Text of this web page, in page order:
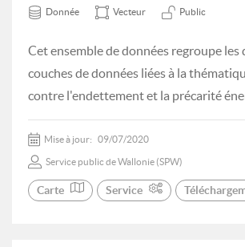
Donnée Vecteur Public
Cet ensemble de données regroupe
couches de données liées à la
contre l'endettement et la précarité
Mise à jour: 09/07/2020
Service public de Wallonie (SPW)
Carte Service